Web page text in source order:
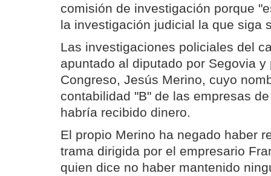
comisión de investigación porque
la investigación judicial la que siga
Las investigaciones policiales del
apuntado al diputado por Segovia
Congreso, Jesús Merino, cuyo
contabilidad "B" de las empresas
habría recibido dinero.
El propio Merino ha negado haber
trama dirigida por el empresario
quien dice no haber mantenido